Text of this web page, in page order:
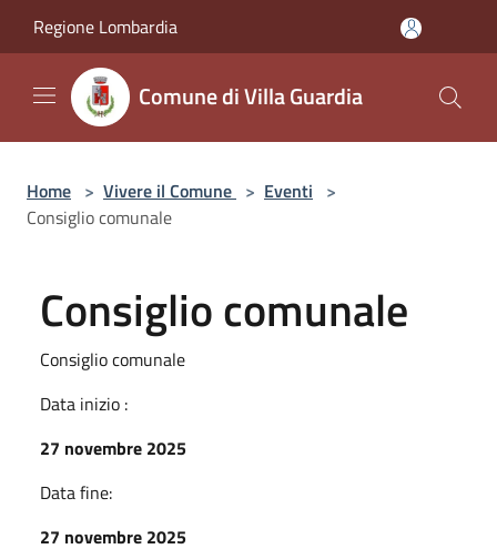
Regione Lombardia
Comune di Villa Guardia
Home > Vivere il Comune > Eventi >
Consiglio comunale
Consiglio comunale
Consiglio comunale
Data inizio :
27 novembre 2025
Data fine:
27 novembre 2025